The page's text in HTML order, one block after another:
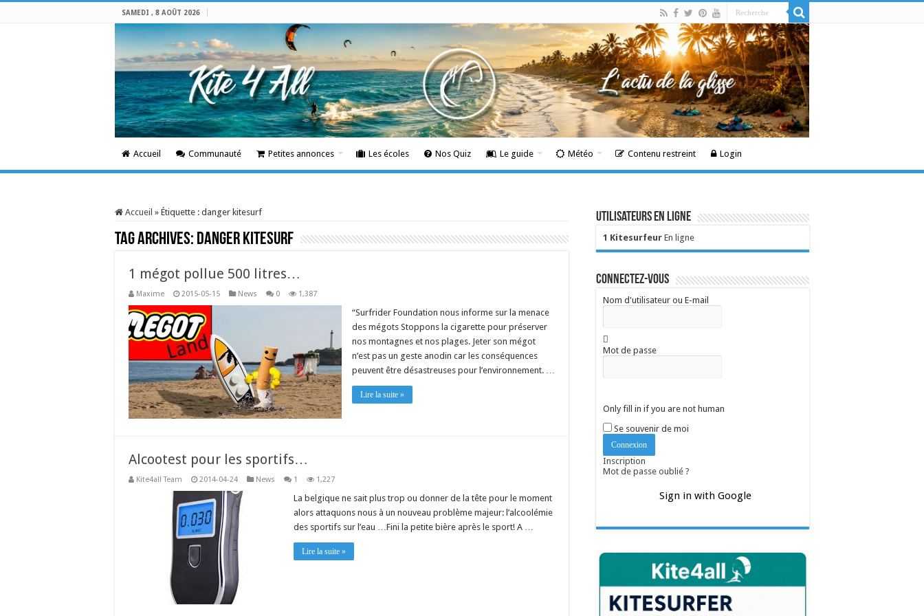
SAMEDI , 8 AOÛT 2026
Accueil Communauté Petites annonces Les écoles Nos Quiz Le guide Météo Contenu restreint Login
Accueil » Étiquette : danger kitesurf
Tag Archives: danger kitesurf
1 mégot pollue 500 litres…
Maxime 2015-05-15 News 0 1,387
“Surfrider Foundation nous informe sur la menace
des mégots Stoppons la cigarette pour préserver
nos montagnes et nos plages. Jeter son mégot
n’est pas un geste anodin car les conséquences
peuvent être désastreuses pour l’environnement. …
Lire la suite »
Alcootest pour les sportifs…
Kite4all Team 2014-04-24 News 1 1,227
La belgique ne sait plus trop ou donner de la tête pour le moment
alors attaquons nous à un nouveau problème majeur: l’alcoolémie
des sportifs sur l’eau …Fini la petite bière après le sport! A …
Lire la suite »
Utilisateurs en ligne
1 Kitesurfeur En ligne
Connectez-vous
Nom d'utilisateur ou E-mail
Mot de passe
Only fill in if you are not human
Se souvenir de moi
Inscription
Mot de passe oublié ?
Sign in with Google